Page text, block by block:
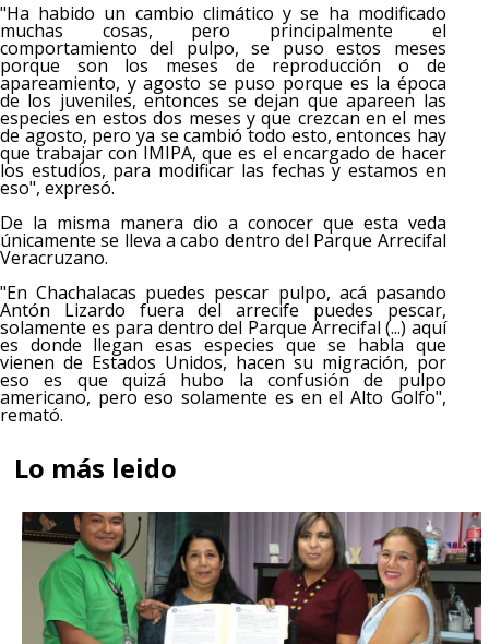
"Ha habido un cambio climático y se ha modificado
muchas cosas, pero principalmente el
comportamiento del pulpo, se puso estos meses
porque son los meses de reproducción o de
apareamiento, y agosto se puso porque es la época
de los juveniles, entonces se dejan que apareen las
especies en estos dos meses y que crezcan en el mes
de agosto, pero ya se cambió todo esto, entonces hay
que trabajar con IMIPA, que es el encargado de hacer
los estudios, para modificar las fechas y estamos en
eso", expresó.
De la misma manera dio a conocer que esta veda
únicamente se lleva a cabo dentro del Parque Arrecifal
Veracruzano.
"En Chachalacas puedes pescar pulpo, acá pasando
Antón Lizardo fuera del arrecife puedes pescar,
solamente es para dentro del Parque Arrecifal (...) aquí
es donde llegan esas especies que se habla que
vienen de Estados Unidos, hacen su migración, por
eso es que quizá hubo la confusión de pulpo
americano, pero eso solamente es en el Alto Golfo",
remató.
Lo más leido